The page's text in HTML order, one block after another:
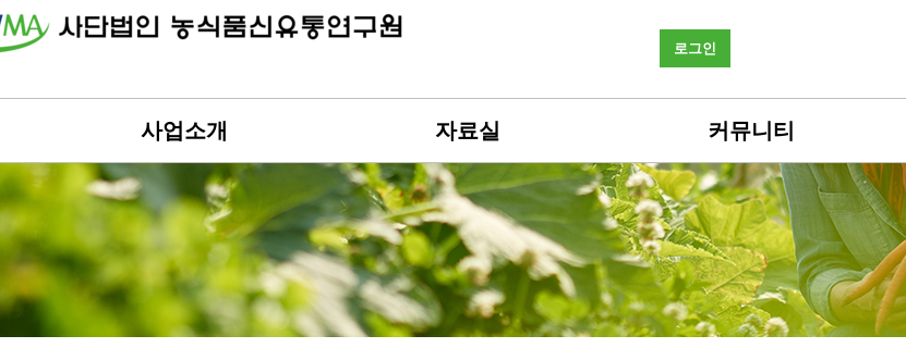
로그인
사업소개 자료실 커뮤니티